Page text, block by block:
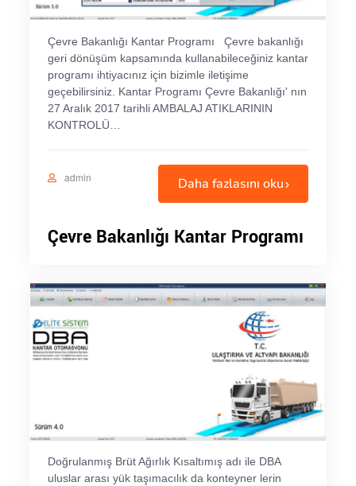
Çevre Bakanlığı Kantar Programı Çevre bakanlığı
geri dönüşüm kapsamında kullanabileceğiniz kantar
programı ihtiyacınız için bizimle iletişime
geçebilirsiniz. Kantar Programı Çevre Bakanlığı' nın
27 Aralık 2017 tarihli AMBALAJ ATIKLARININ
KONTROLÜ…
admin Daha fazlasını oku
Çevre Bakanlığı Kantar Programı
Doğrulanmış Brüt Ağırlık Kısaltımış adı ile DBA
uluslar arası yük taşımacılık da konteyner lerin